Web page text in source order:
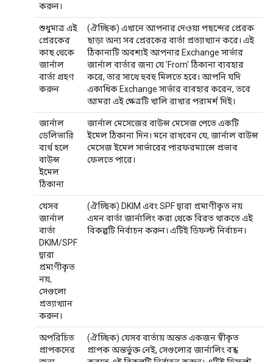
করুন।
শুধুমাত্র এই
প্রেরকের
কাছ থেকে
জার্নাল
বার্তা গ্রহণ
করুন
(ঐচ্ছিক) এখানে আপনার দেওয়া পছন্দের প্রেরক
ছাড়া অন্য সব প্রেরকের বার্তা প্রত্যাখ্যান করে। এই
ঠিকানাটি অবশ্যই আপনার Exchange সার্ভার
জার্নাল বার্তার জন্য যে 'From' ঠিকানা ব্যবহার
করে, তার সাথে হুবহু মিলতে হবে। আপনি যদি
একাধিক Exchange সার্ভার ব্যবহার করেন, তবে
আমরা এই ক্ষেত্রটি খালি রাখার পরামর্শ দিই।
জার্নাল
ডেলিভারি
ব্যর্থ হলে
বাউন্স
ইমেল
ঠিকানা
জার্নাল মেসেজের বাউন্স মেসেজ পেতে একটি
ইমেল ঠিকানা দিন। মনে রাখবেন যে, জার্নাল বাউন্স
মেসেজ ইমেল সার্ভারের পারফরম্যান্সে প্রভাব
ফেলতে পারে।
যেসব
জার্নাল
বার্তা
DKIM/SPF
দ্বারা
প্রমাণীকৃত
নয়,
সেগুলো
প্রত্যাখ্যান
করুন।
(ঐচ্ছিক) DKIM এবং SPF দ্বারা প্রমাণীকৃত নয়
এমন বার্তা জার্নালিং করা থেকে বিরত থাকতে এই
বিকল্পটি নির্বাচন করুন। এটিই ডিফল্ট নির্বাচন।
অপরিচিত
প্রাপকদের
(ঐচ্ছিক) যেসব বার্তায় অন্তত একজন স্বীকৃত
প্রাপক অন্তর্ভুক্ত নেই, সেগুলোর জার্নালিং বন্ধ